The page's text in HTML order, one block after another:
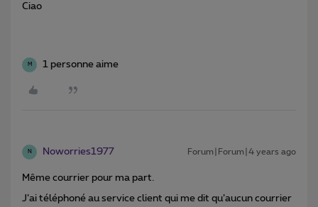
Ciao
M 1 personne aime
N Noworries1977 Forum|Forum|4 years ago
Même courrier pour ma part.
J’ai téléphoné au service client qui me dit qu’aucun courrier